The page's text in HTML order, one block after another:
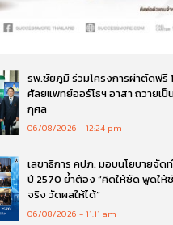
รพ.ชัยภูมิ ร่วมโครงการผ่าตัดฟรี
ศัลยแพทย์ออร์โธฯ อาสา ถวายเป็
กุศล
06/08/2026 12:24 pm
เลขาธิการ คปภ. มอบนโยบายจัดท
ปี 2570 ย้ำต้อง “คิดให้ชัด พูดให้
จริง วัดผลให้ได้”
06/08/2026 11:11 am